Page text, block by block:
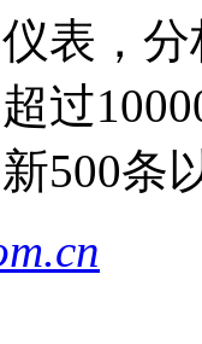
表，
过
500条